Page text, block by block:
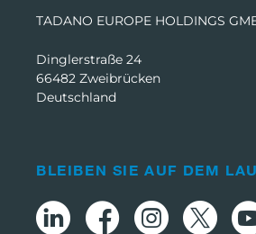
TADANO EUROPE HOLDINGS
Dinglerstraße 24
66482 Zweibrücken
Deutschland
BLEIBEN SIE AUF DEM